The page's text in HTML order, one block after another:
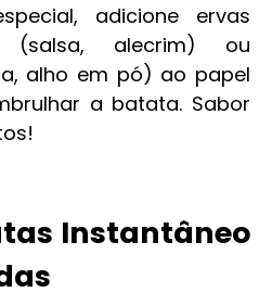
adicione ervas
(salsa, alecrim) ou
alho em pó) ao papel
a batata. Sabor
Instantâneo